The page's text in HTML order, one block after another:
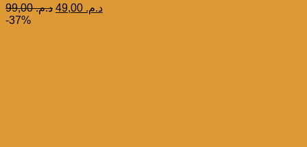
د.م.99,00
Le
د.م.Le
-37%